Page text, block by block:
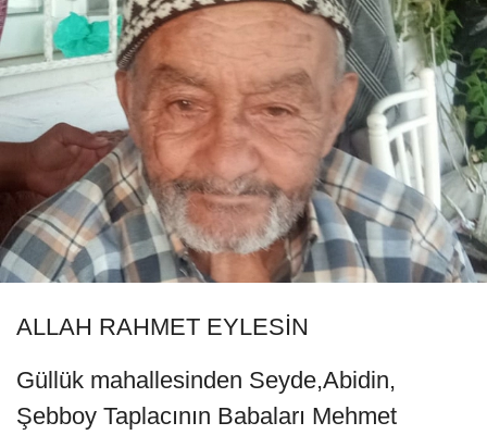
ALLAH RAHMET EYLESİN
Güllük mahallesinden Seyde,Abidin,
Şebboy Taplacının Babaları Mehmet